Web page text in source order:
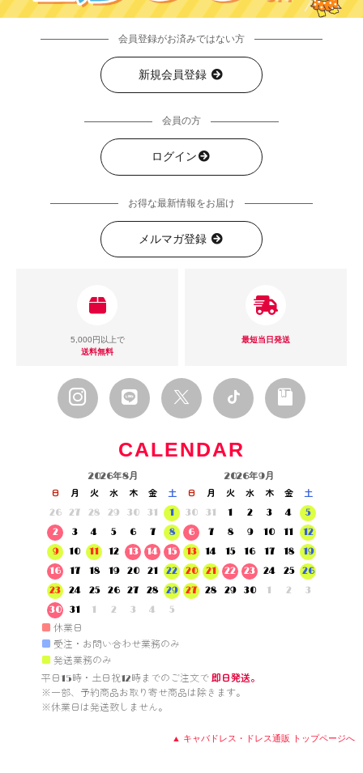
会員登録がお済みではない方
新規会員登録
会員の方
ログイン
お得な最新情報をお届け
メルマガ登録
5,000円以上で
送料無料
最短当日発送
CALENDAR
2026年8月
日 月 火 水 木 金
土
26
27 28 29 30 31
1
2
3 4 5 6 7
8
9
10 11 12 13 14
15
16
17 18 19 20 21
22
23
24 25 26 27 28
29
30
31 1 2 3 4 5
2026年9月
日 月 火 水 木 金
土
30
31 1 2 3 4
5
6
7 8 9 10 11
12
13
14 15 16 17 18
19
20
21 22 23 24 25
26
27
28 29 30 1 2 3
■ 休業日
■ 受注・お問い合わせ業務のみ
■ 発送業務のみ
平日15時・土日祝12時までのご注文で 即日発送。
※一部、予約商品お取り寄せ商品は除きます。
※休業日は発送致しません。
▲ キャバドレス・ドレス通販 トップページへ